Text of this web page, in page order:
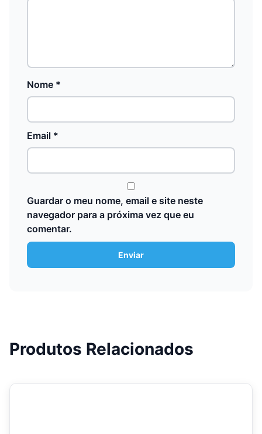
Nome *
Email *
Guardar o meu nome, email e site neste
navegador para a próxima vez que eu
comentar.
Produtos Relacionados